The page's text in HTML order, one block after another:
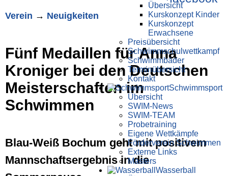
Übersicht
Kurskonzept Kinder
Kurskonzept
Erwachsene
Preis­über­sicht
Schwimm­schul­wett­kampf
Schwimm­bäder
Terminübersicht
Kontakt
Schwimm­sport
Übersicht
SWIM-News
SWIM-TEAM
Probe­training
Eigene Wettkämpfe
Förderverein Schwimmen
Externe Links
Masters
Wasser­ball
Verein → Neuigkeiten
Fünf Medaillen für Anna
Kroniger bei den Deutschen
Meisterschaften im
Schwimmen
Blau-Weiß Bochum geht mit positivem
Mannschaftsergebnis in die